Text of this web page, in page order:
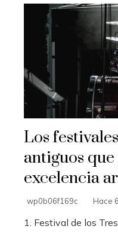
Los
antiguos
excelencia
wp0b06f169c Hace
1. Festival de los